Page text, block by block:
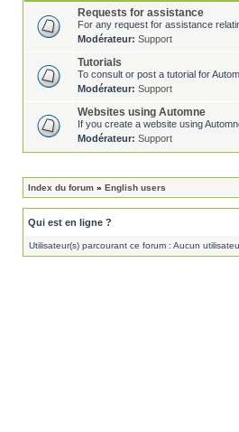
Requests for assistance
For any request for assistance
Modérateur: Support
Tutorials
To consult or post a tutorial for
Modérateur: Support
Websites using Automne
If you create a website using
Modérateur: Support
Index du forum » English users
Qui est en ligne ?
Utilisateur(s) parcourant ce forum : Aucun